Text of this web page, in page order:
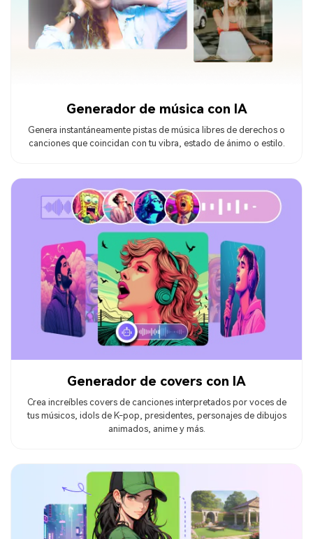
Generador de música con IA
Genera instantáneamente pistas de música libres de derechos o
canciones que coincidan con tu vibra, estado de ánimo o estilo.
Generador de covers con IA
Crea increíbles covers de canciones interpretados por voces de
tus músicos, idols de K-pop, presidentes, personajes de dibujos
animados, anime y más.